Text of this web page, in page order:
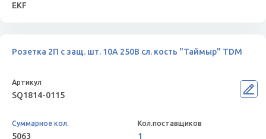
EKF
Розетка 2П с защ. шт. 10А 250В сл. кость "Таймыр" TDM
SQ1814-0115
5063 1